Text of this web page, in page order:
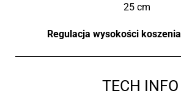
25 cm
Regulacja wysokości koszenia
TECH INFO